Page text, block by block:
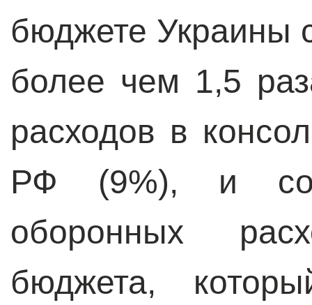
бюджете Украины
более чем 1,5
расходов в
РФ (9%), и
оборонных
бюджета,